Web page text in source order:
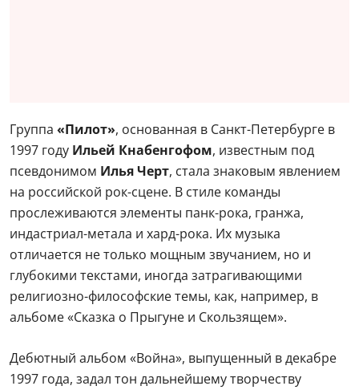
Группа «Пилот», основанная в Санкт-Петербурге в
1997 году Ильей Кнабенгофом, известным под
псевдонимом Илья Черт, стала знаковым явлением
на российской рок-сцене. В стиле команды
прослеживаются элементы панк-рока, гранжа,
индастриал-метала и хард-рока. Их музыка
отличается не только мощным звучанием, но и
глубокими текстами, иногда затрагивающими
религиозно-философские темы, как, например, в
альбоме «Сказка о Прыгуне и Скользящем».
Дебютный альбом «Война», выпущенный в декабре
1997 года, задал тон дальнейшему творчеству